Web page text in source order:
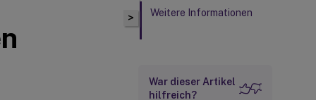
> Weitere Informationen
War dieser Artikel
hilfreich?